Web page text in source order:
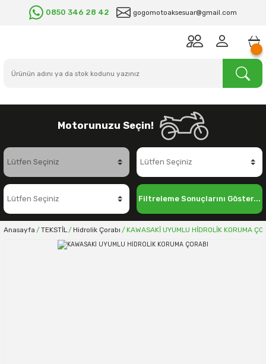
0850 346 28 42 gogomotoaksesuar@gmail.com
Motorunuzu Seçin!
Filtreleme Sonuçlarını Göster...
Anasayfa TEKSTİL Hidrolik Çorabı KAWASAKİ UYUMLU HİDROLİK KORUMA